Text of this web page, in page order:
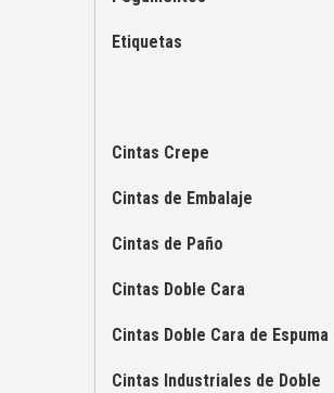
Etiquetas
Cintas Crepe
Cintas de Embalaje
Cintas de Paño
Cintas Doble Cara
Cintas Doble Cara de Espuma
Cintas Industriales de Doble